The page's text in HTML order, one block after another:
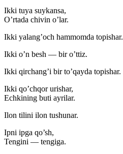
Ikki tuya suykansa,
O’rtada chivin o’lar.
Ikki yalang’och hammomda topishar.
Ikki o’n besh — bir o’ttiz.
Ikki qirchang’i bir to’qayda topishar.
Ikki qo’chqor urishar,
Echkining buti ayrilar.
Ilon tilini ilon tushunar.
Ipni ipga qo’sh,
Tengini — tengiga.